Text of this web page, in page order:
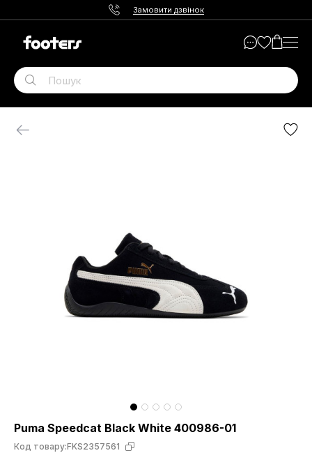
Замовити дзвінок
Puma Speedcat Black White 400986-01
Код товару:FKS2357561